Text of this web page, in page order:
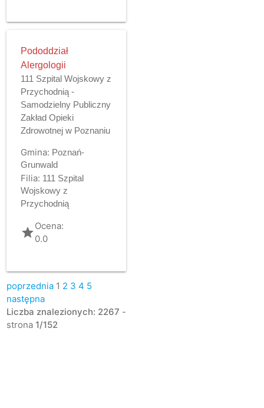
Pododdział
Alergologii
111 Szpital Wojskowy z
Przychodnią -
Samodzielny Publiczny
Zakład Opieki
Zdrowotnej w Poznaniu
Gmina: Poznań-
Grunwald
Filia: 111 Szpital
Wojskowy z
Przychodnią
gradeOcena:
0.0
poprzednia 1 2 3 4 5
następna
Liczba znalezionych: 2267 -
strona 1/152